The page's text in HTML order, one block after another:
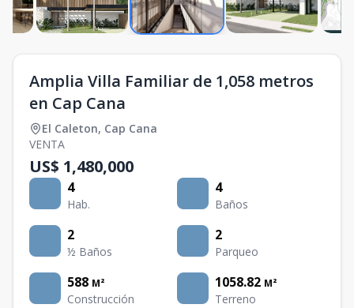
Amplia Villa Familiar de 1,058 metros
en Cap Cana
El Caleton, Cap Cana
VENTA
US$ 1,480,000
4
Hab.
4
Baños
2
½ Baños
2
Parqueo
588 M²
Construcción
1058.82 M²
Terreno